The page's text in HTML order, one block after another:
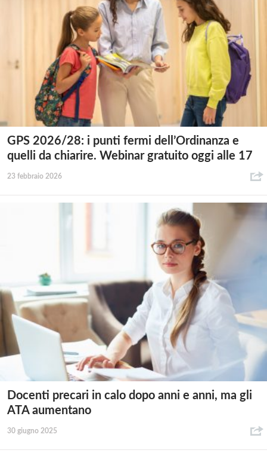
GPS 2026/28: i punti fermi dell’Ordinanza e
quelli da chiarire. Webinar gratuito oggi alle 17
23 febbraio 2026
Docenti precari in calo dopo anni e anni, ma gli
ATA aumentano
30 giugno 2025